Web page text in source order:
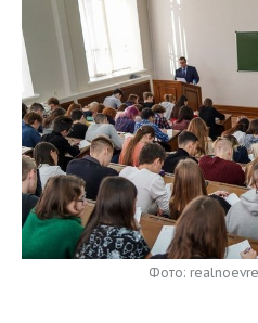
ТОРГОВЫЕ ЦЕНТРЫ
ТАТАРСТАНА
ИНВЕСТИЦИИ
МАШИНОСТРОЕНИЕ
НЕФТЕХИМИЯ
НЕФТЬ
ОПК
ЭНЕРГЕТИКА
НОВОСТИ БИЗНЕСА
РОЗНИЧНАЯ ТОРГОВЛЯ
ТРАНСПОРТ
УСЛУГИ
ТЕХНОЛОГИИ
НОВОСТИ ТЕХНОЛОГИЙ
IT
МЕДИА
ТЕЛЕКОММУНИКАЦИИ
МЕРОПРИЯТИЯ
НОВОСТИ МЕРОПРИЯТИЙ
ВЫЕЗДНАЯ РЕДАКЦИЯ
БИЗНЕС-БРАНЧИ
СПОРТ
НОВОСТИ СПОРТА
ФУТБОЛ
ОБЩЕСТВО
НОВОСТИ ОБЩЕСТВА
ФОТОГАЛЕРЕЯ
Фото: